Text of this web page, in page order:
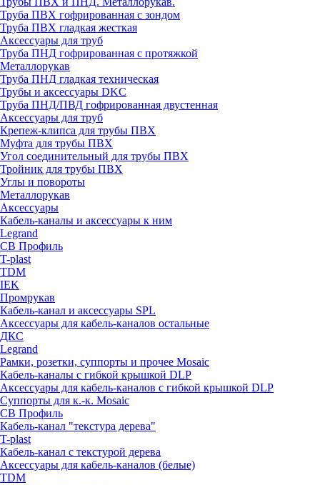
Труба ПВХ гофрированная с зондом
Труба ПВХ гладкая жесткая
Аксессуары для труб
Труба ПНД гофрированная с протяжкой
Металлорукав
Труба ПНД гладкая техническая
Трубы и аксессуары DKC
Труба ПНД/ПВД гофрированная двустенная
Аксессуары для труб
Крепеж-клипса для трубы ПВХ
Муфта для трубы ПВХ
Угол соединительный для трубы ПВХ
Тройник для трубы ПВХ
Углы и повороты
Металлорукав
Аксессуары
Кабель-каналы и аксессуары к ним
Legrand
СВ Профиль
T-plast
TDM
IEK
Промрукав
Кабель-канал и аксессуары SPL
Аксессуары для кабель-каналов остальные
ДКС
Legrand
Рамки, розетки, суппорты и прочее Mosaic
Кабель-каналы с гибкой крышкой DLP
Аксессуары для кабель-каналов с гибкой крышкой DLP
Суппорты для к.-к. Mosaic
СВ Профиль
Кабель-канал "текстура дерева"
T-plast
Кабель-канал с текстурой дерева
Аксессуары для кабель-каналов (белые)
TDM